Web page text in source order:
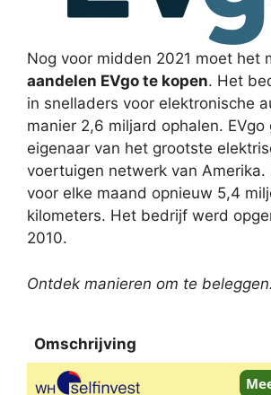
Nog voor midden 2021 moet het
aandelen EVgo te kopen. Het
in snelladers voor elektronische
manier 2,6 miljard ophalen. EVgo
eigenaar van het grootste
voertuigen netwerk van Amerika.
voor elke maand opnieuw 5,4
kilometers. Het bedrijf werd
2010.
Ontdek manieren om te
Omschrijving
Omschrijving